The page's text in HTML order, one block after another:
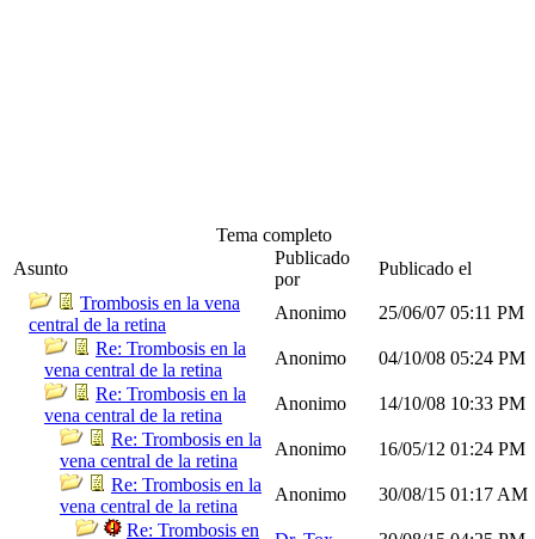
Tema completo
Asunto
Publicado
por
Publicado el
Trombosis en la vena
central de la retina
Anonimo 25/06/07 05:11 PM
Re: Trombosis en la
vena central de la retina
Anonimo 04/10/08 05:24 PM
Re: Trombosis en la
vena central de la retina
Anonimo 14/10/08 10:33 PM
Re: Trombosis en la
vena central de la retina
Anonimo 16/05/12 01:24 PM
Re: Trombosis en la
vena central de la retina
Anonimo 30/08/15 01:17 AM
Re: Trombosis en